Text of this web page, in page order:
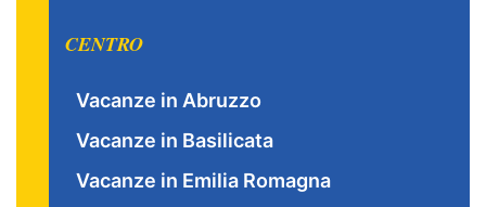
CENTRO
Vacanze in Abruzzo
Vacanze in Basilicata
Vacanze in Emilia Romagna